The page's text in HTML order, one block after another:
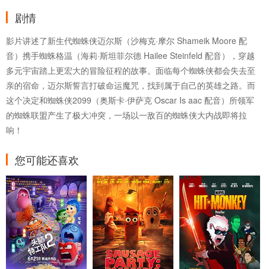
剧情
影片讲述了新生代蜘蛛侠迈尔斯（沙梅克·摩尔 Shameik Moore 配
音）携手蜘蛛格温（海莉·斯坦菲尔德 Hailee Steinfeld 配音），穿越
多元宇宙踏上更宏大的冒险征程的故事。面临每个蜘蛛侠都会失去至
亲的宿命，迈尔斯誓言打破命运魔咒，找到属于自己的英雄之路。而
这个决定和蜘蛛侠2099（奥斯卡·伊萨克 Oscar Is aac 配音）所领军
的蜘蛛联盟产生了极大冲突，一场以一敌百的蜘蛛侠大内战即将拉
响！
您可能还喜欢